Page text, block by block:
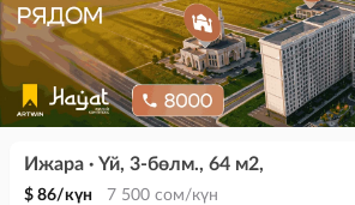
Ижара · Үй, 3-бөлм., 64 м2,
$ 86/күн 7 500 сом/күн